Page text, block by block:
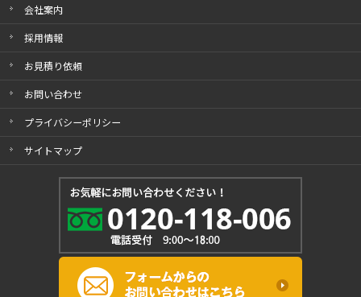
会社案内
採用情報
お見積り依頼
お問い合わせ
プライバシーポリシー
サイトマップ